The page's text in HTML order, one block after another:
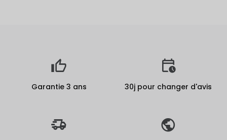
Garantie 3 ans 30j pour changer d'avis